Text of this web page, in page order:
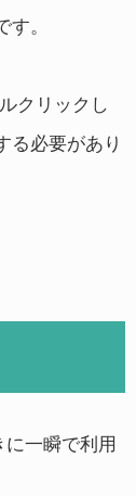
。
クリックし
る必要があり
一瞬で利用